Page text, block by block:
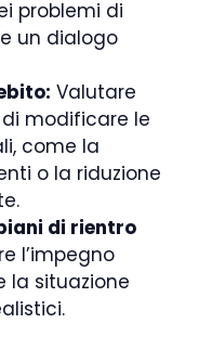
problemi di
un dialogo
Valutare
modificare le
come la
o la riduzione
di rientro
l’impegno
la situazione